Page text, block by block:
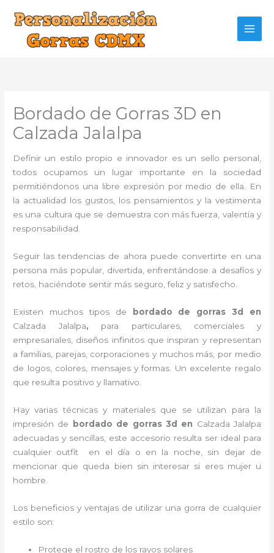
contenido
Bordado de Gorras 3D en
Calzada Jalalpa
Definir un estilo propio e innovador es un sello personal,
todos ocupamos un lugar importante en la sociedad
permitiéndonos una libre expresión por medio de ella. En
la actualidad los gustos, los pensamientos y la vestimenta
es una cultura que se demuestra con más fuerza, valentía y
responsabilidad.
Seguir las tendencias de ahora puede convertirte en una
persona más popular, divertida, enfrentándose a desafíos y
retos, haciéndote sentir más seguro, feliz y satisfecho.
Existen muchos tipos de
bordado de gorras 3d en
Calzada Jalalpa, para particulares, comerciales y
empresariales, diseños infinitos que inspiran y representan
a familias, parejas, corporaciones y muchos más, por medio
de logos, colores, mensajes y formas. Un excelente regalo
que resulta positivo y llamativo.
Hay varias técnicas y materiales que se utilizan para la
impresión de
bordado de gorras 3d en Calzada Jalalpa
adecuadas y sencillas, este accesorio resulta ser ideal para
cualquier outfit en el día o en la noche, sin dejar de
mencionar que queda bien sin interesar si eres mujer u
hombre.
Los beneficios y ventajas de utilizar una gorra de cualquier
estilo son:
Protege el rostro de los rayos solares